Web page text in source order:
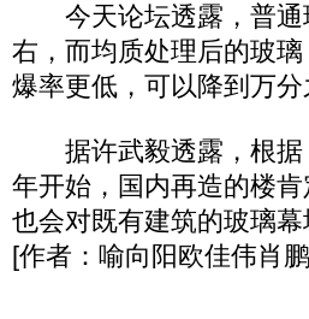
今天论坛透露，普通
右，而均质处理后的玻
爆率更低，可以降到万
据许武毅透露，根据
年开始，国内再造的楼
也会对既有建筑的玻璃
[作者：喻向阳欧佳伟肖